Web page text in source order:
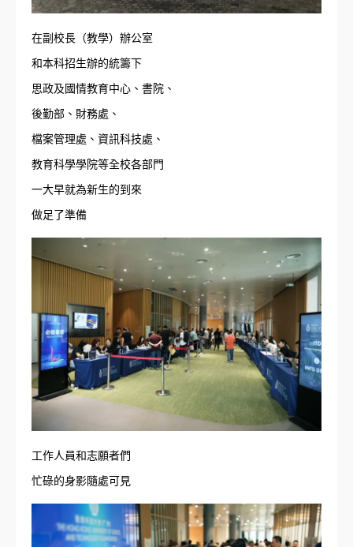
在副校長（教學）辦公室
和本科招生辦的統籌下
思政及國情教育中心、書院、
後勤部、財務處、
檔案管理處、資訊科技處、
教育科學學院等全校各部門
一大早就為新生的到來
做足了準備
工作人員和志願者們
忙碌的身影隨處可見